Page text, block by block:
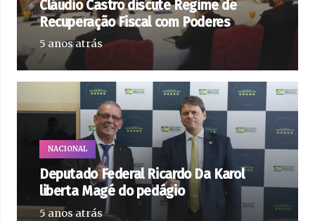
Cláudio Castro discute Regime de
Recuperação Fiscal com Poderes
5 anos atrás
NACIONAL
Deputado Federal Ricardo Da Karol
liberta Magé do pedágio
5 anos atrás